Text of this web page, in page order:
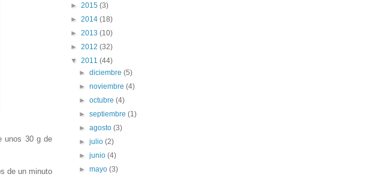
unos 30 g de
de un minuto
► 2015 (3)
► 2014 (18)
► 2013 (10)
► 2012 (32)
▼ 2011 (44)
►diciembre(5)
►noviembre(4)
►octubre(4)
►septiembre(1)
►agosto(3)
►julio(2)
►junio(4)
►mayo(3)